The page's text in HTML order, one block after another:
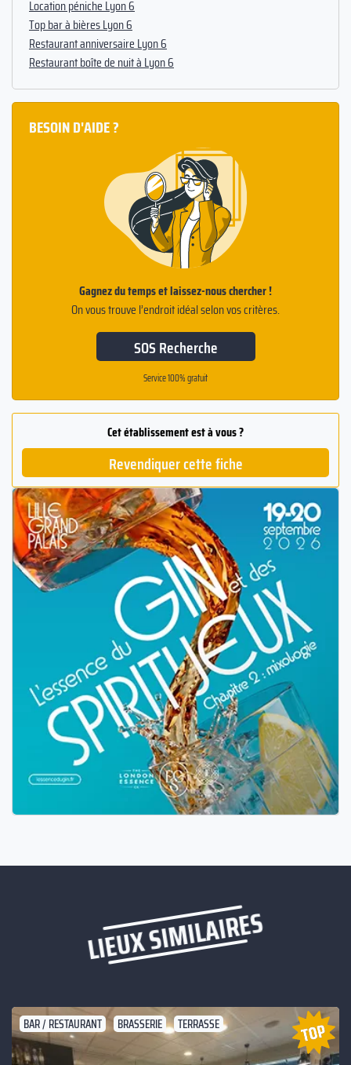
Location péniche Lyon 6
Top bar à bières Lyon 6
Restaurant anniversaire Lyon 6
Restaurant boîte de nuit à Lyon 6
BESOIN D'AIDE ?
Gagnez du temps et laissez-nous chercher !
On vous trouve l’endroit idéal selon vos critères.
SOS Recherche
Service 100% gratuit
Cet établissement est à vous ?
Revendiquer cette fiche
LIEUX SIMILAIRES
BAR / RESTAURANT BRASSERIE TERRASSE